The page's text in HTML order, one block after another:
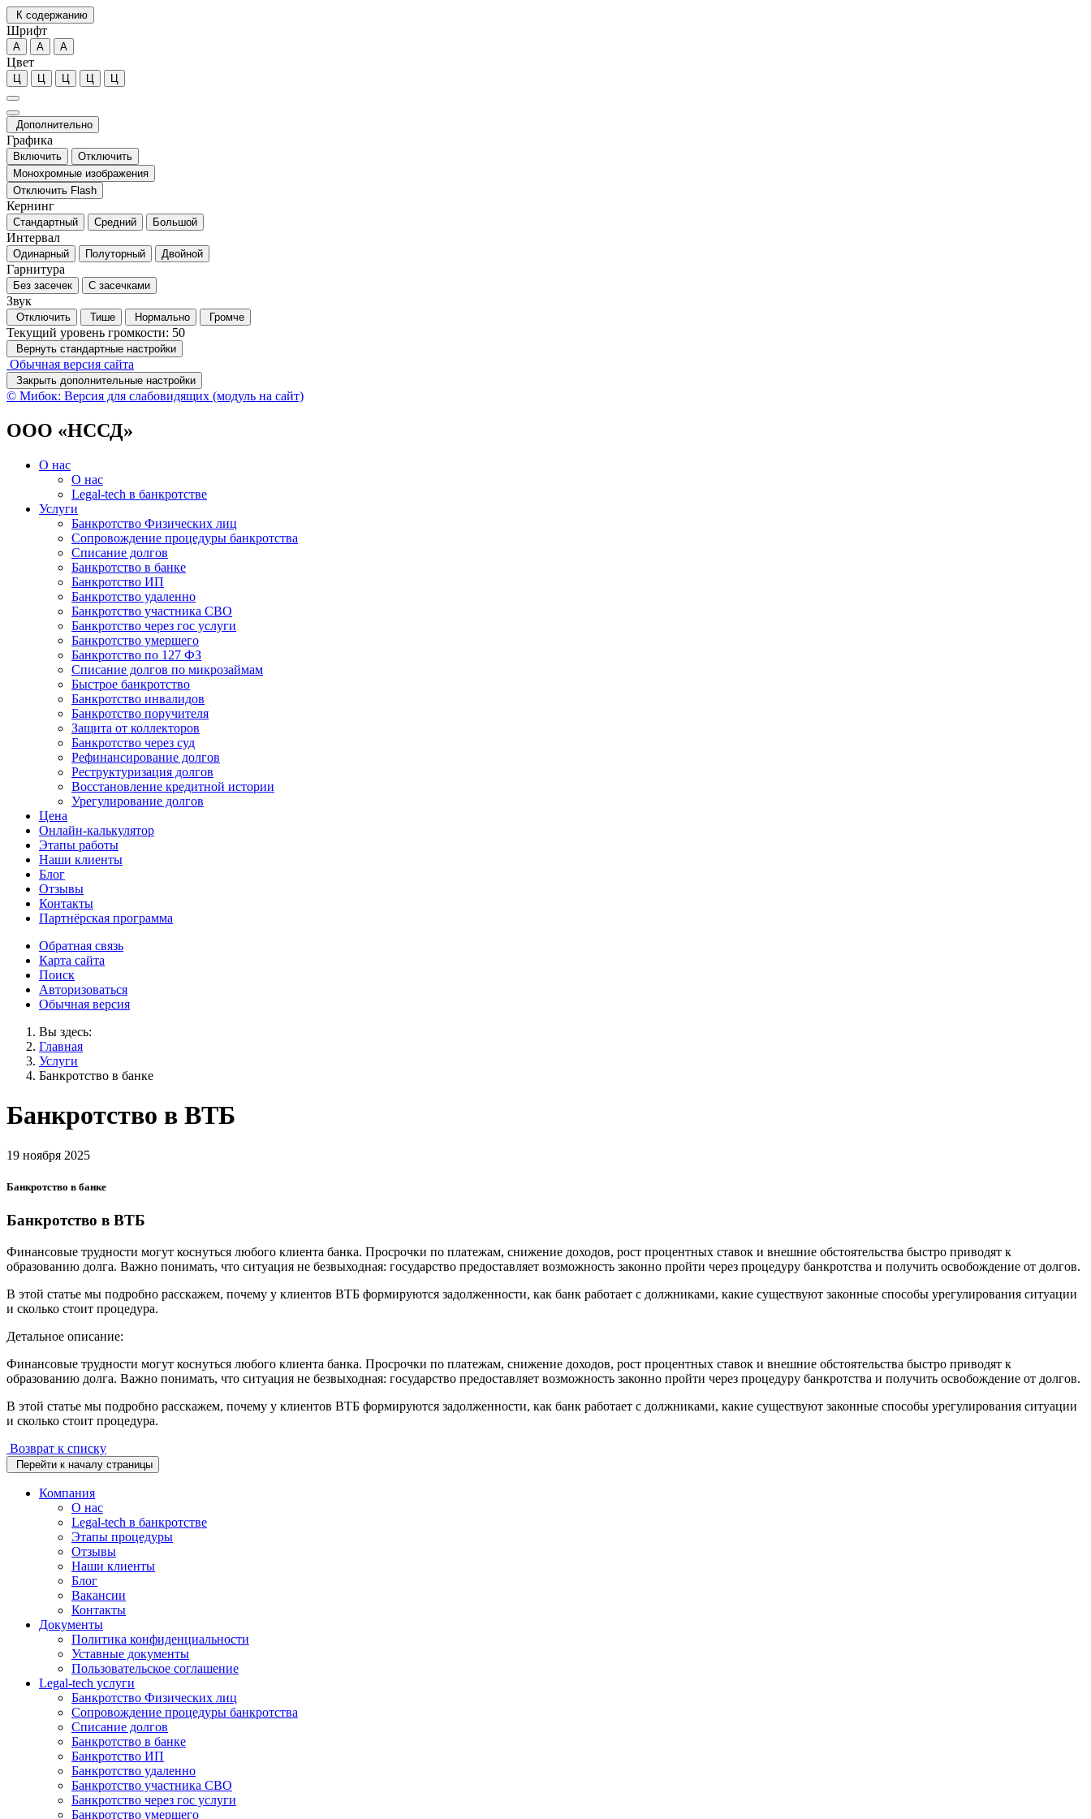
К содержанию
Шрифт
А А А
Цвет
Ц Ц Ц Ц Ц
Дополнительно
Графика
Включить
Отключить
Монохромные изображения
Отключить Flash
Кернинг
Стандартный Средний Большой
Интервал
Одинарный Полуторный Двойной
Гарнитура
Без засечек С засечками
Звук
Отключить Тише Нормально Громче
Текущий уровень громкости: 50
Вернуть стандартные настройки
Обычная версия сайта
Закрыть дополнительные настройки
© Мибок: Версия для слабовидящих (модуль на сайт)
ООО «НССД»
О нас
О нас
Legal-tech в банкротстве
Услуги
Банкротство Физических лиц
Сопровождение процедуры банкротства
Списание долгов
Банкротство в банке
Банкротство ИП
Банкротство удаленно
Банкротство участника СВО
Банкротство через гос услуги
Банкротство умершего
Банкротство по 127 ФЗ
Списание долгов по микрозаймам
Быстрое банкротство
Банкротство инвалидов
Банкротство поручителя
Защита от коллекторов
Банкротство через суд
Рефинансирование долгов
Реструктуризация долгов
Восстановление кредитной истории
Урегулирование долгов
Цена
Онлайн-калькулятор
Этапы работы
Наши клиенты
Блог
Отзывы
Контакты
Партнёрская программа
Обратная связь
Карта сайта
Поиск
Авторизоваться
Обычная версия
Вы здесь:
Главная
Услуги
Банкротство в банке
Банкротство в ВТБ
19 ноября 2025
Банкротство в банке
Банкротство в ВТБ
Финансовые трудности могут коснуться любого клиента банка. Просрочки по платежам, снижение доходов, рост процентных ставок и внешние обстоятельства быстро приводят к
образованию долга. Важно понимать, что ситуация не безвыходная: государство предоставляет возможность законно пройти через процедуру банкротства и получить освобождение от долгов.
В этой статье мы подробно расскажем, почему у клиентов ВТБ формируются задолженности, как банк работает с должниками, какие существуют законные способы урегулирования ситуации
и сколько стоит процедура.
Детальное описание:
Финансовые трудности могут коснуться любого клиента банка. Просрочки по платежам, снижение доходов, рост процентных ставок и внешние обстоятельства быстро приводят к
образованию долга. Важно понимать, что ситуация не безвыходная: государство предоставляет возможность законно пройти через процедуру банкротства и получить освобождение от долгов.
В этой статье мы подробно расскажем, почему у клиентов ВТБ формируются задолженности, как банк работает с должниками, какие существуют законные способы урегулирования ситуации
и сколько стоит процедура.
Возврат к списку
Перейти к началу страницы
Компания
О нас
Legal-tech в банкротстве
Этапы процедуры
Отзывы
Наши клиенты
Блог
Вакансии
Контакты
Документы
Политика конфиденциальности
Уставные документы
Пользовательское соглашение
Legal-tech услуги
Банкротство Физических лиц
Сопровождение процедуры банкротства
Списание долгов
Банкротство в банке
Банкротство ИП
Банкротство удаленно
Банкротство участника СВО
Банкротство через гос услуги
Банкротство умершего